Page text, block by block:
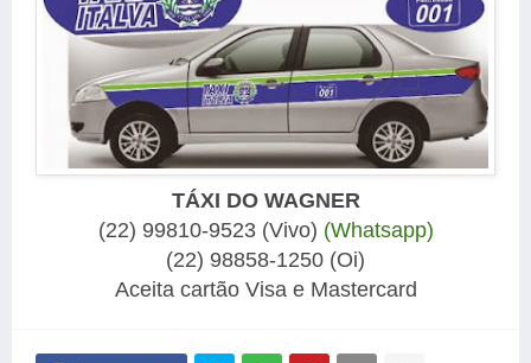
TÁXI DO WAGNER
(22) 99810-9523 (Vivo) (Whatsapp)
(22) 98858-1250 (Oi)
Aceita cartão Visa e Mastercard